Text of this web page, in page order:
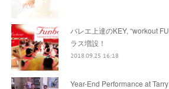
バレエ上達のKEY, “workout
ラス増設！
2018.09.25 16:18
Year-End Performance at